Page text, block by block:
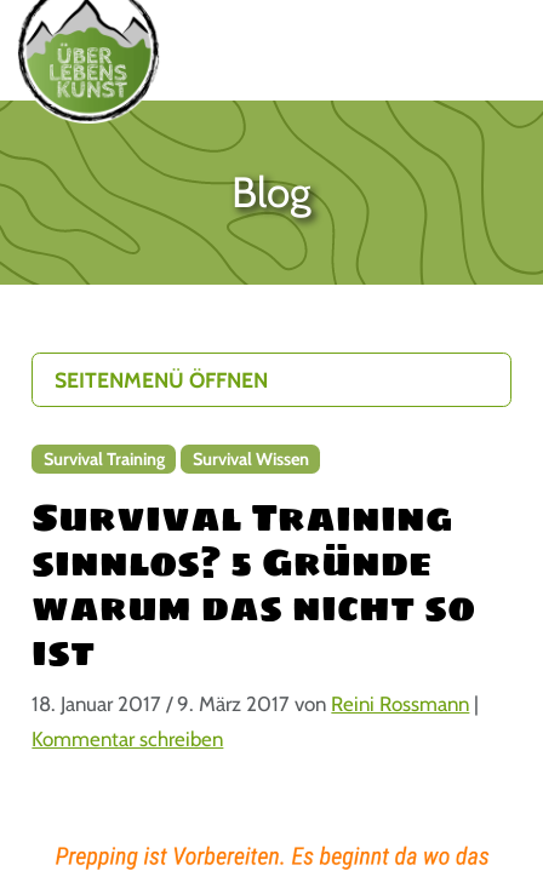
Blog
Survival Training Survival Wissen
Survival Training
sinnlos? 5 Gründe
warum das nicht so
ist
18. Januar 2017 / 9. März 2017 von Reini Rossmann |
Kommentar schreiben
SEITENMENÜ ÖFFNEN